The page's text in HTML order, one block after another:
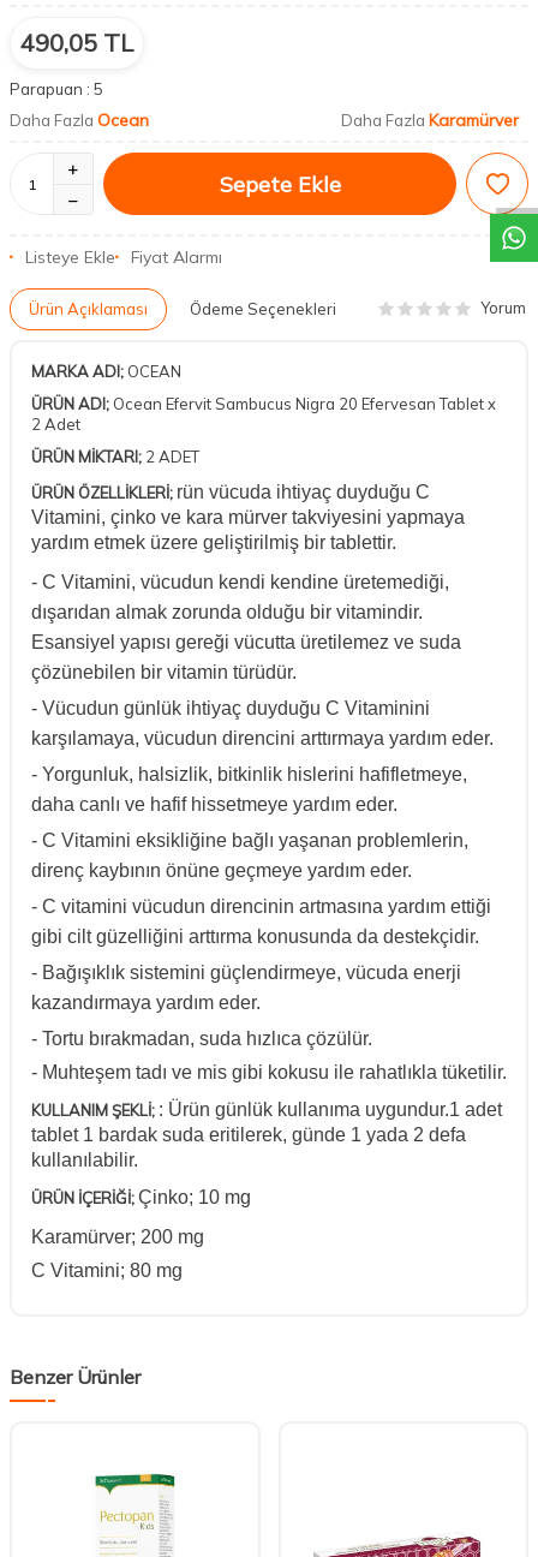
DESTEK
490,05 TL
Parapuan : 5
Daha Fazla Ocean Daha Fazla Karamürver
Sepete Ekle
Listeye Ekle Fiyat Alarmı
Ürün Açıklaması Ödeme Seçenekleri Yorum
MARKA ADI; OCEAN
ÜRÜN ADI; Ocean Efervit Sambucus Nigra 20 Efervesan Tablet x
2 Adet
ÜRÜN MİKTARI; 2 ADET
ÜRÜN ÖZELLİKLERİ; rün vücuda ihtiyaç duyduğu C
Vitamini, çinko ve kara mürver takviyesini yapmaya
yardım etmek üzere geliştirilmiş bir tablettir.
- C Vitamini, vücudun kendi kendine üretemediği,
dışarıdan almak zorunda olduğu bir vitamindir.
Esansiyel yapısı gereği vücutta üretilemez ve suda
çözünebilen bir vitamin türüdür.
- Vücudun günlük ihtiyaç duyduğu C Vitaminini
karşılamaya, vücudun direncini arttırmaya yardım eder.
- Yorgunluk, halsizlik, bitkinlik hislerini hafifletmeye,
daha canlı ve hafif hissetmeye yardım eder.
- C Vitamini eksikliğine bağlı yaşanan problemlerin,
direnç kaybının önüne geçmeye yardım eder.
- C vitamini vücudun direncinin artmasına yardım ettiği
gibi cilt güzelliğini arttırma konusunda da destekçidir.
- Bağışıklık sistemini güçlendirmeye, vücuda enerji
kazandırmaya yardım eder.
- Tortu bırakmadan, suda hızlıca çözülür.
- Muhteşem tadı ve mis gibi kokusu ile rahatlıkla tüketilir.
KULLANIM ŞEKLİ; : Ürün günlük kullanıma uygundur.1 adet
tablet 1 bardak suda eritilerek, günde 1 yada 2 defa
kullanılabilir.
ÜRÜN İÇERİĞİ;Çinko; 10 mg
Karamürver; 200 mg
C Vitamini; 80 mg
Benzer Ürünler